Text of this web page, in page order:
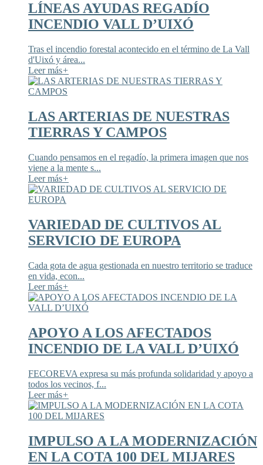
LÍNEAS AYUDAS REGADÍO
INCENDIO VALL D’UIXÓ
Tras el incendio forestal acontecido en el término de La Vall
d'Uixó y área...
Leer más+
LAS ARTERIAS DE NUESTRAS
TIERRAS Y CAMPOS
Cuando pensamos en el regadío, la primera imagen que nos
viene a la mente s...
Leer más+
VARIEDAD DE CULTIVOS AL
SERVICIO DE EUROPA
Cada gota de agua gestionada en nuestro territorio se traduce
en vida, econ...
Leer más+
APOYO A LOS AFECTADOS
INCENDIO DE LA VALL D’UIXÓ
FECOREVA expresa su más profunda solidaridad y apoyo a
todos los vecinos, f...
Leer más+
IMPULSO A LA MODERNIZACIÓN
EN LA COTA 100 DEL MIJARES